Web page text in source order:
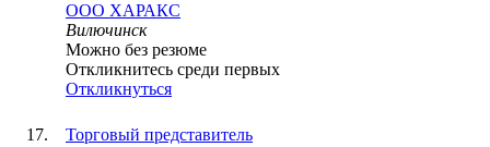
ООО ХАРАКС
Вилючинск
Можно без резюме
Откликнитесь среди первых
Откликнуться
Торговый представитель